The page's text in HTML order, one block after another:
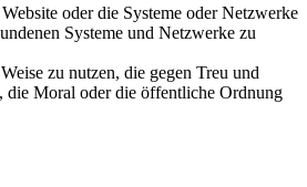
oder die Systeme oder Netzwerke
Systeme und Netzwerke zu
zu nutzen, die gegen Treu und
die Moral oder die öffentliche Ordnung